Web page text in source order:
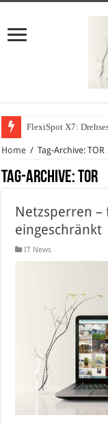
FlexiSpot X7:
Home / Tag-Archive: TOR
Tag-Archive:TOR
Netzsperren
eingeschränkt
IT News